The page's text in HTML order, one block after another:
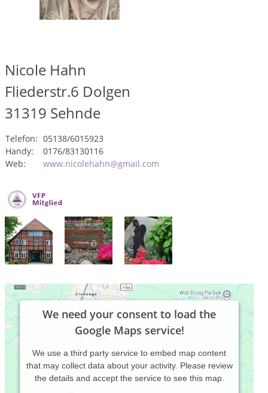
Nicole Hahn
Fliederstr.6 Dolgen
31319 Sehnde
Telefon: 05138/6015923
Handy:
0176/83130116
Web:
www.nicolehahn@gmail.com
We need your consent to load the
Google Maps service!
We use a third party service to embed map content
that may collect data about your activity. Please review
the details and accept the service to see this map.